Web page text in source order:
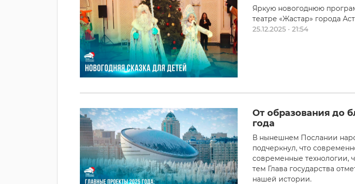
Яркую новогоднюю
театре «Жастар» города
25.12.2025 · 21:54
От образования до
года
В нынешнем Послании
подчеркнул, что
современные технологии,
тем Глава государства
нашей истории.